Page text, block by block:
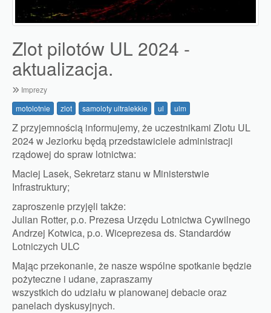
Zlot pilotów UL 2024 -
aktualizacja.
Imprezy
motolotnie
zlot samoloty ultralekkie ul ulm
Z przyjemnością informujemy, że uczestnikami Zlotu UL
2024 w Jeziorku będą przedstawiciele administracji
rządowej do spraw lotnictwa:
Maciej Lasek, Sekretarz stanu w Ministerstwie
Infrastruktury;
zaproszenie przyjęli także:
Julian Rotter, p.o. Prezesa Urzędu Lotnictwa Cywilnego
Andrzej Kotwica, p.o. Wiceprezesa ds. Standardów
Lotniczych ULC
Mając przekonanie, że nasze wspólne spotkanie będzie
pożyteczne i udane, zapraszamy
wszystkich do udziału w planowanej debacie oraz
panelach dyskusyjnych.